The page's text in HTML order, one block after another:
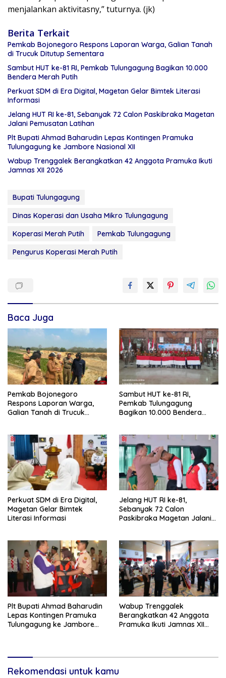
menjalankan aktivitasny,” tuturnya. (jk)
Berita Terkait
Pemkab Bojonegoro Respons Laporan Warga, Galian Tanah
di Trucuk Ditutup Sementara
Sambut HUT ke-81 RI, Pemkab Tulungagung Bagikan 10.000
Bendera Merah Putih
Perkuat SDM di Era Digital, Magetan Gelar Bimtek Literasi
Informasi
Jelang HUT RI ke-81, Sebanyak 72 Calon Paskibraka Magetan
Jalani Pemusatan Latihan
Plt Bupati Ahmad Baharudin Lepas Kontingen Pramuka
Tulungagung ke Jambore Nasional XII
Wabup Trenggalek Berangkatkan 42 Anggota Pramuka Ikuti
Jamnas XII 2026
Bupati Tulungagung
Dinas Koperasi dan Usaha Mikro Tulungagung
Koperasi Merah Putih
Pemkab Tulungagung
Pengurus Koperasi Merah Putih
Baca Juga
Pemkab Bojonegoro
Respons Laporan Warga,
Galian Tanah di Trucuk
Sambut HUT ke-81 RI,
Pemkab Tulungagung
Bagikan 10.000 Bendera
Perkuat SDM di Era Digital,
Magetan Gelar Bimtek
Literasi Informasi
Jelang HUT RI ke-81,
Sebanyak 72 Calon
Paskibraka Magetan Jalani
Plt Bupati Ahmad Baharudin
Lepas Kontingen Pramuka
Tulungagung ke Jambore
Wabup Trenggalek
Berangkatkan 42 Anggota
Pramuka Ikuti Jamnas XII
Rekomendasi untuk kamu